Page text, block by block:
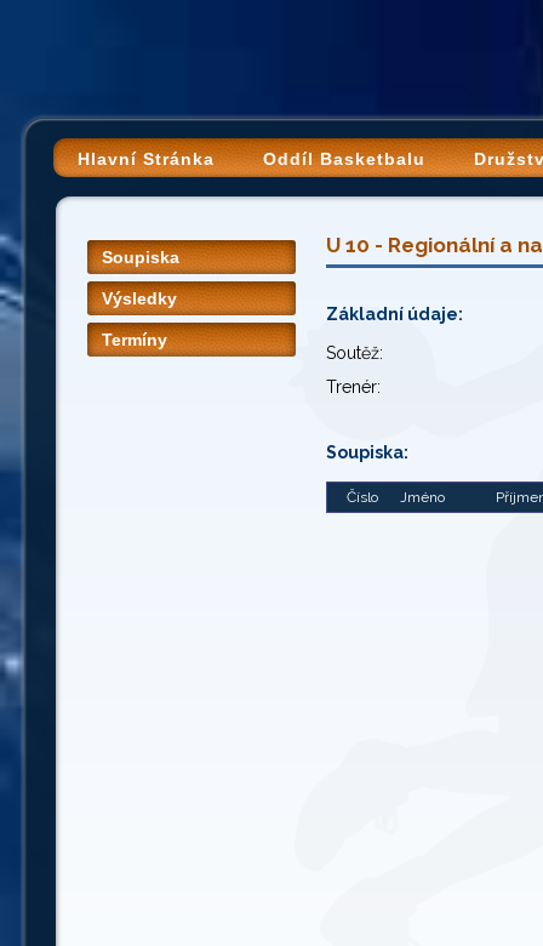
Hlavní Stránka Oddíl Basketbalu
Soupiska
Výsledky
Termíny
U 10 - Regionální a
Základní údaje:
Soutěž:
Trenér:
Soupiska:
Číslo Jméno